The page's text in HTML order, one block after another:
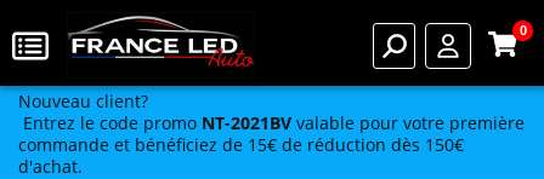
0
Nouveau client?
Entrez le code promo NT-2021BV valable pour votre première
commande et bénéficiez de 15€ de réduction dès 150€
d'achat.